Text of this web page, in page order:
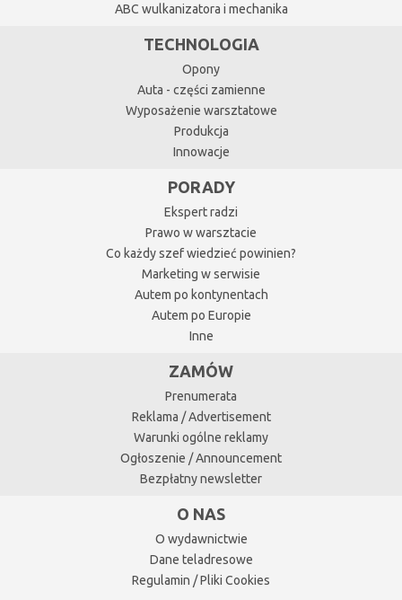
ABC wulkanizatora i mechanika
TECHNOLOGIA
Opony
Auta - części zamienne
Wyposażenie warsztatowe
Produkcja
Innowacje
PORADY
Ekspert radzi
Prawo w warsztacie
Co każdy szef wiedzieć powinien?
Marketing w serwisie
Autem po kontynentach
Autem po Europie
Inne
ZAMÓW
Prenumerata
Reklama / Advertisement
Warunki ogólne reklamy
Ogłoszenie / Announcement
Bezpłatny newsletter
O NAS
O wydawnictwie
Dane teladresowe
Regulamin / Pliki Cookies